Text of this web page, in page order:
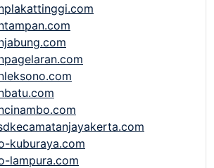
kuburaya.com
lampura.com